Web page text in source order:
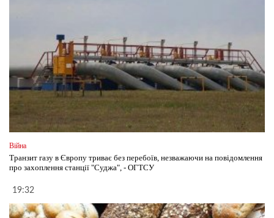
Війна
Транзит газу в Європу триває без перебоїв, незважаючи на повідомлення
про захоплення станції "Суджа", - ОГТСУ
19:32